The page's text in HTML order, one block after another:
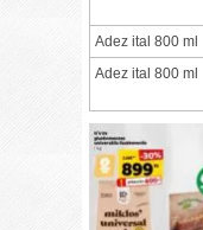
Adez ital 800 ml
Adez ital 800 ml